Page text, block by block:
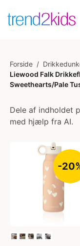
Forside /
Liewood Falk
Sweethearts/Pale
Dele af indholdet
med hjælp fra AI.
-